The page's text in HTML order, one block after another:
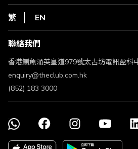
HKT
私隱聲明
使用條款
條款及細則
不歧視及不騷擾聲明
認可牌照及通告
繁 EN
聯絡我們
香港鰂魚涌英皇道979號太古坊電訊盈科
enquiry@theclub.com.hk
(852) 183 3000